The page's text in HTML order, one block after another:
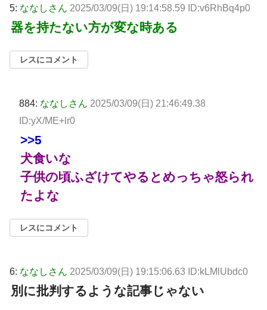
5: ななしさん 2025/03/09(日) 19:14:58.59 ID:v6RhBq4p0
器を持たない方が変な時ある
レスにコメント
884: ななしさん 2025/03/09(日) 21:46:49.38
ID:yX/ME+lr0
>>5
犬食いな
子供の頃ふざけてやるとめっちゃ怒られ
たよな
レスにコメント
6: ななしさん 2025/03/09(日) 19:15:06.63 ID:kLMlUbdc0
別に批判するような記事じゃない